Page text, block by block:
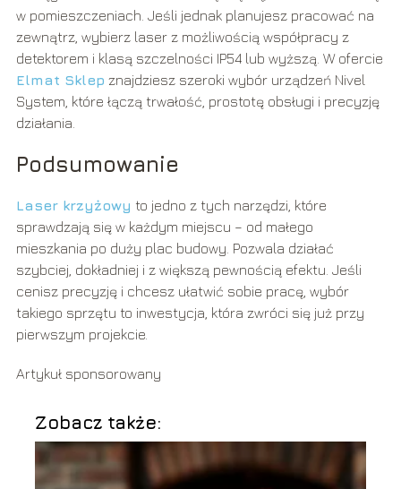
w pomieszczeniach. Jeśli jednak planujesz pracować na
zewnątrz, wybierz laser z możliwością współpracy z
detektorem i klasą szczelności IP54 lub wyższą. W ofercie
Elmat Sklep znajdziesz szeroki wybór urządzeń Nivel
System, które łączą trwałość, prostotę obsługi i precyzję
działania.
Podsumowanie
Laser krzyżowy to jedno z tych narzędzi, które
sprawdzają się w każdym miejscu – od małego
mieszkania po duży plac budowy. Pozwala działać
szybciej, dokładniej i z większą pewnością efektu. Jeśli
cenisz precyzję i chcesz ułatwić sobie pracę, wybór
takiego sprzętu to inwestycja, która zwróci się już przy
pierwszym projekcie.
Artykuł sponsorowany
Zobacz także: